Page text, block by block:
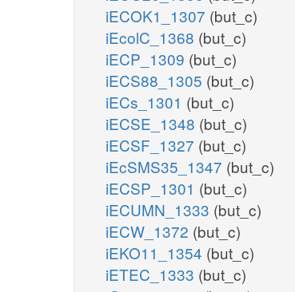
iECOK1_1307 (but_c)
iEcolC_1368 (but_c)
iECP_1309 (but_c)
iECS88_1305 (but_c)
iECs_1301 (but_c)
iECSE_1348 (but_c)
iECSF_1327 (but_c)
iEcSMS35_1347 (but_c)
iECSP_1301 (but_c)
iECUMN_1333 (but_c)
iECW_1372 (but_c)
iEKO11_1354 (but_c)
iETEC_1333 (but_c)